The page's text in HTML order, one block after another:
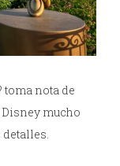
toma nota de
mucho
detalles.